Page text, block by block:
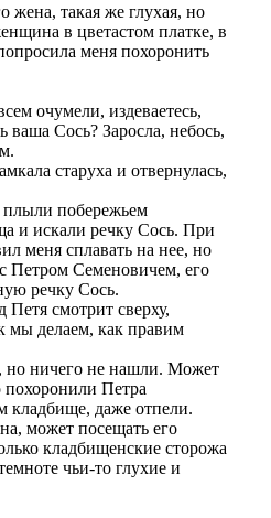
жена, такая же глухая, но
в цветастом платке, в
меня похоронить
очумели, издеваетесь,
ваша Сось? Заросла, небось,
старуха и отвернулась,
плыли побережьем
и искали речку Сось. При
меня сплавать на нее, но
Петром Семеновичем, его
речку Сось.
Петя смотрит сверху,
мы делаем, как правим
ничего не нашли. Может
похоронили Петра
кладбище, даже отпели.
может посещать его
кладбищенские сторожа
чьи-то глухие и